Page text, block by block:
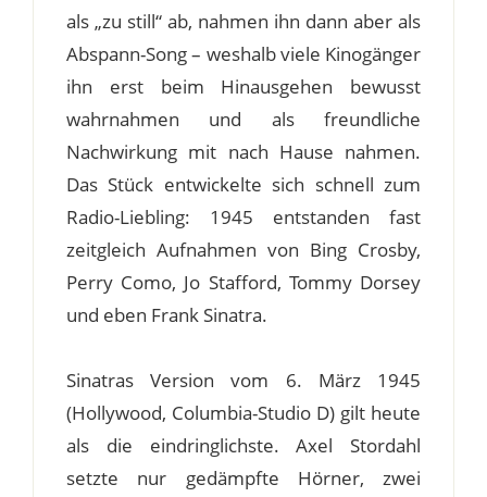
als „zu still“ ab, nahmen ihn dann aber als
Abspann-Song – weshalb viele Kinogänger
ihn erst beim Hinausgehen bewusst
wahrnahmen und als freundliche
Nachwirkung mit nach Hause nahmen.
Das Stück entwickelte sich schnell zum
Radio-Liebling: 1945 entstanden fast
zeitgleich Aufnahmen von Bing Crosby,
Perry Como, Jo Stafford, Tommy Dorsey
und eben Frank Sinatra.
Sinatras Version vom 6. März 1945
(Hollywood, Columbia-Studio D) gilt heute
als die eindringlichste. Axel Stordahl
setzte nur gedämpfte Hörner, zwei